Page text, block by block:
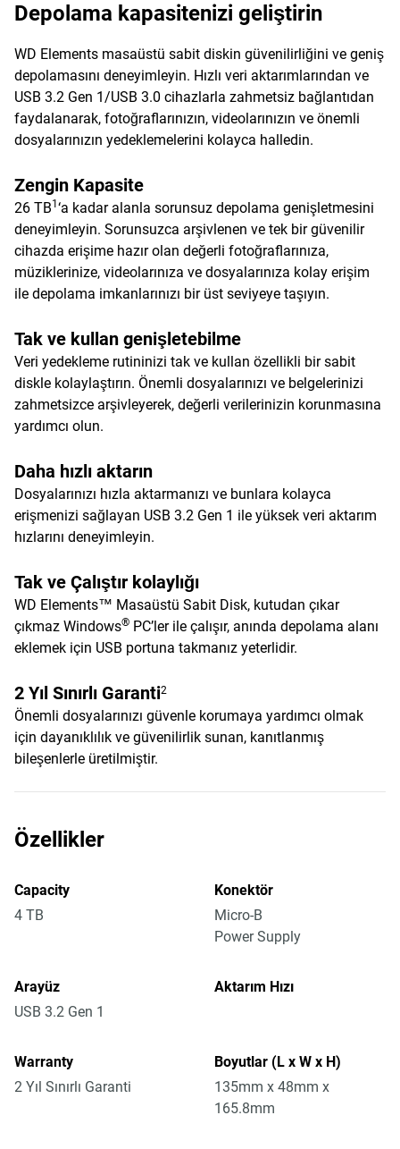
Depolama kapasitenizi geliştirin
WD Elements masaüstü sabit diskin güvenilirliğini ve geniş
depolamasını deneyimleyin. Hızlı veri aktarımlarından ve
USB 3.2 Gen 1/USB 3.0 cihazlarla zahmetsiz bağlantıdan
faydalanarak, fotoğraflarınızın, videolarınızın ve önemli
dosyalarınızın yedeklemelerini kolayca halledin.
Zengin Kapasite
26 TB1 ‘a kadar alanla sorunsuz depolama genişletmesini
deneyimleyin. Sorunsuzca arşivlenen ve tek bir güvenilir
cihazda erişime hazır olan değerli fotoğraflarınıza,
müziklerinize, videolarınıza ve dosyalarınıza kolay erişim
ile depolama imkanlarınızı bir üst seviyeye taşıyın.
Tak ve kullan genişletebilme
Veri yedekleme rutininizi tak ve kullan özellikli bir sabit
diskle kolaylaştırın. Önemli dosyalarınızı ve belgelerinizi
zahmetsizce arşivleyerek, değerli verilerinizin korunmasına
yardımcı olun.
Daha hızlı aktarın
Dosyalarınızı hızla aktarmanızı ve bunlara kolayca
erişmenizi sağlayan USB 3.2 Gen 1 ile yüksek veri aktarım
hızlarını deneyimleyin.
Tak ve Çalıştır kolaylığı
WD Elements™ Masaüstü Sabit Disk, kutudan çıkar
çıkmaz Windows® PC’ler ile çalışır, anında depolama alanı
eklemek için USB portuna takmanız yeterlidir.
2 Yıl Sınırlı Garanti2
Önemli dosyalarınızı güvenle korumaya yardımcı olmak
için dayanıklılık ve güvenilirlik sunan, kanıtlanmış
bileşenlerle üretilmiştir.
Özellikler
Capacity
4 TB
Konektör
Micro-B
Power Supply
Arayüz
USB 3.2 Gen 1
Aktarım Hızı
Warranty
2 Yıl Sınırlı Garanti
Boyutlar (L x W x H)
135mm x 48mm x
165.8mm